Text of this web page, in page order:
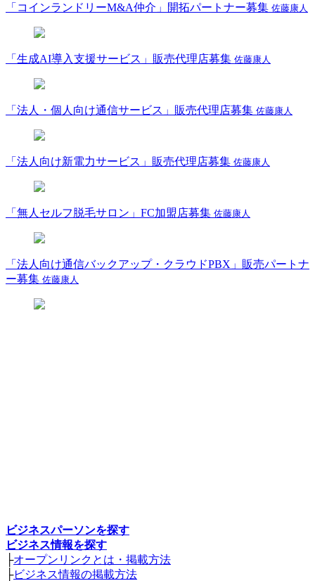
「コインランドリーM&A仲介」開拓パートナー募集 佐藤康人
「生成AI導入支援サービス」販売代理店募集 佐藤康人
「法人・個人向け通信サービス」販売代理店募集 佐藤康人
「法人向け新電力サービス」販売代理店募集 佐藤康人
「無人セルフ脱毛サロン」FC加盟店募集 佐藤康人
「法人向け通信バックアップ・クラウドPBX」販売パートナ
ー募集 佐藤康人
ビジネスパーソンを探す
ビジネス情報を探す
├オープンリンクとは・掲載方法
├ビジネス情報の掲載方法